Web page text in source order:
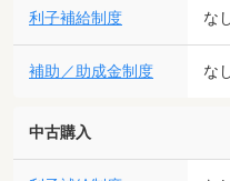
利子補給制度 な
補助／助成金制度 な
中古購入